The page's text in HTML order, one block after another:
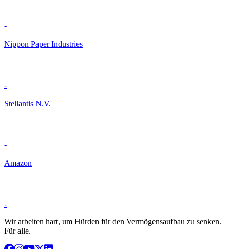
-
Nippon Paper Industries
-
Stellantis N.V.
-
Amazon
-
Wir arbeiten hart, um Hürden für den Vermögensaufbau zu senken.
Für alle.